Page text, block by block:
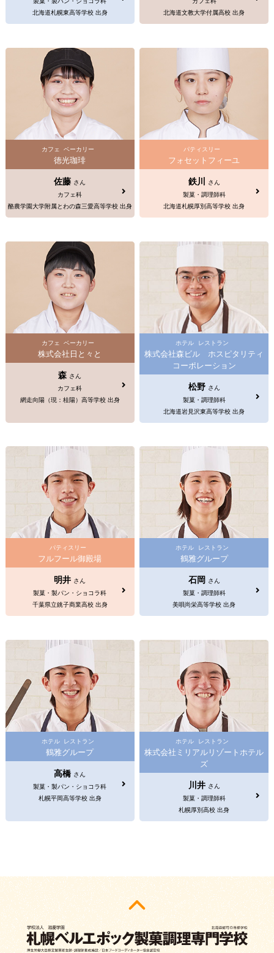
北海道札幌東高等学校 出身
北海道文教大学付属高校 出身
カフェ ベーカリー
徳光珈琲
佐藤 さん
カフェ科
酪農学園大学附属とわの森三愛高等学校 出身
パティスリー
フォセットフィーユ
鉄川
さん
製菓・調理師科
北海道札幌厚別高等学校 出身
カフェ ベーカリー
株式会社日と々と
森 さん
カフェ科
網走向陽（現：桂陽）高等学校 出身
ホテル レストラン
株式会社森ビル ホスピタリティ
コーポレーション
松野 さん
製菓・調理師科
北海道岩見沢東高等学校 出身
パティスリー
フルフール御殿場
明井 さん
製菓・製パン・ショコラ科
千葉県立銚子商業高校 出身
ホテル レストラン
鶴雅グループ
石岡
さん
製菓・調理師科
美唄尚栄高等学校 出身
ホテル レストラン
鶴雅グループ
高橋 さん
製菓・製パン・ショコラ科
札幌平岡高等学校 出身
ホテル レストラン
株式会社ミリアルリゾートホテル
ズ
川井 さん
製菓・調理師科
札幌厚別高校 出身